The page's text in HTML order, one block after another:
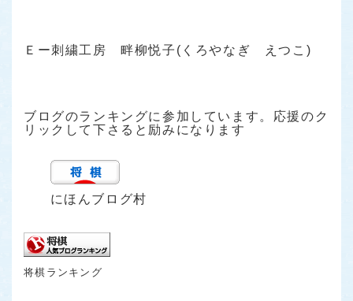
Ｅー刺繍工房 畔柳悦子(くろやなぎ えつこ)
ブログのランキングに参加しています。応援のク
リックして下さると励みになります
にほんブログ村
将棋ランキング